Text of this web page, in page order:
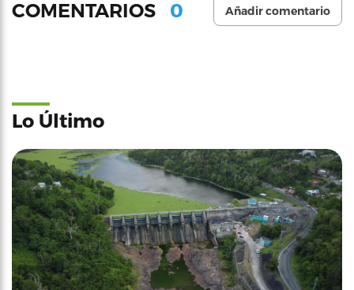
COMENTARIOS 0 Añadir comentario
Lo Último